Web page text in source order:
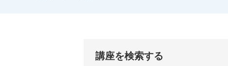
講座を検索する